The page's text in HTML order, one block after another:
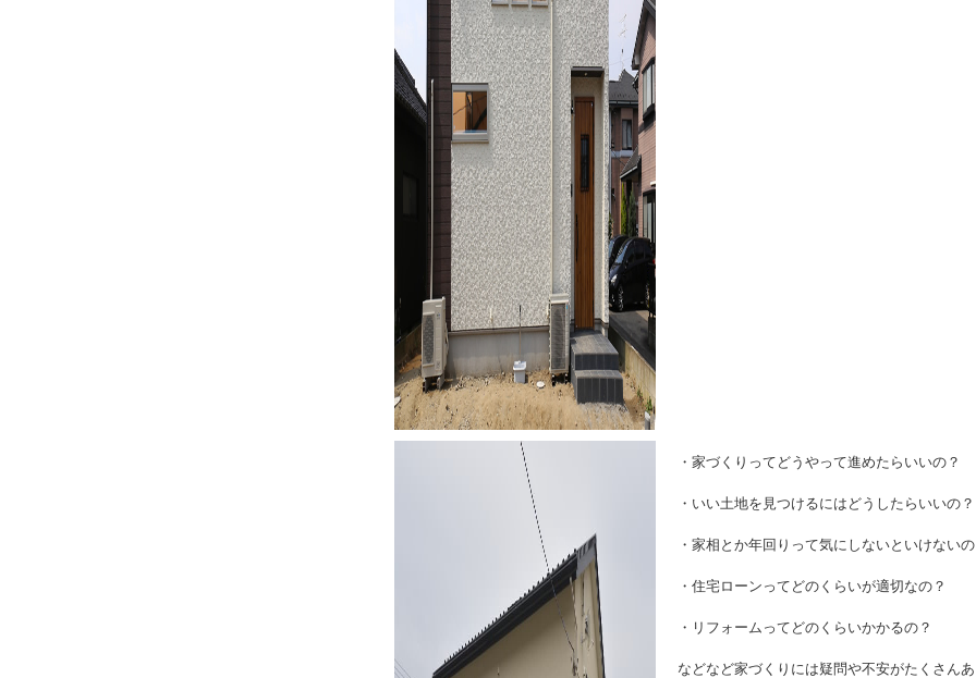
・家づくりってどうやって進め
・いい土地を見つけるにはどう
・家相とか年回りって気にしない
・住宅ローンってどのくらい
・リフォームってどのくら
などなど家づくりには疑問や不安がたくさんあ